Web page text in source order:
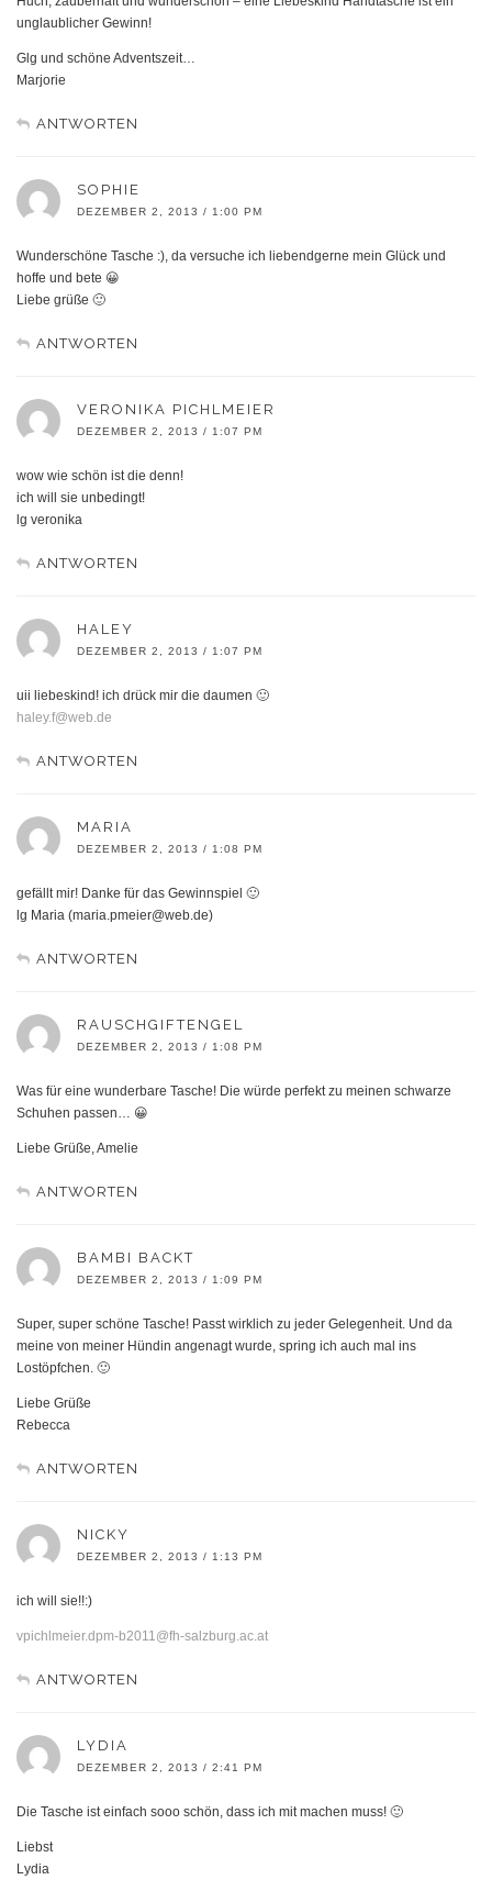
unglaublicher Gewinn!
Glg und schöne Adventszeit…
Marjorie
ANTWORTEN
SOPHIE
DEZEMBER 2, 2013 / 1:00 PM
Wunderschöne Tasche :), da versuche ich liebendgerne mein Glück und
hoffe und bete 😀
Liebe grüße 🙂
ANTWORTEN
VERONIKA PICHLMEIER
DEZEMBER 2, 2013 / 1:07 PM
wow wie schön ist die denn!
ich will sie unbedingt!
lg veronika
ANTWORTEN
HALEY
DEZEMBER 2, 2013 / 1:07 PM
uii liebeskind! ich drück mir die daumen 🙂
haley.f@web.de
ANTWORTEN
MARIA
DEZEMBER 2, 2013 / 1:08 PM
gefällt mir! Danke für das Gewinnspiel 🙂
lg Maria (maria.pmeier@web.de)
ANTWORTEN
RAUSCHGIFTENGEL
DEZEMBER 2, 2013 / 1:08 PM
Was für eine wunderbare Tasche! Die würde perfekt zu meinen schwarze
Schuhen passen… 😀
Liebe Grüße, Amelie
ANTWORTEN
BAMBI BACKT
DEZEMBER 2, 2013 / 1:09 PM
Super, super schöne Tasche! Passt wirklich zu jeder Gelegenheit. Und da
meine von meiner Hündin angenagt wurde, spring ich auch mal ins
Lostöpfchen. 🙂
Liebe Grüße
Rebecca
ANTWORTEN
NICKY
DEZEMBER 2, 2013 / 1:13 PM
ich will sie!!:)
vpichlmeier.dpm-b2011@fh-salzburg.ac.at
ANTWORTEN
LYDIA
DEZEMBER 2, 2013 / 2:41 PM
Die Tasche ist einfach sooo schön, dass ich mit machen muss! 🙂
Liebst
Lydia